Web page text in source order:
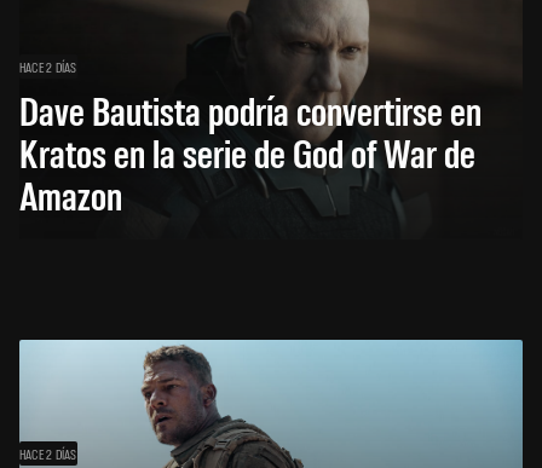
HACE 2 DÍAS
Dave Bautista podría convertirse en
Kratos en la serie de God of War de
Amazon
HACE 2 DÍAS